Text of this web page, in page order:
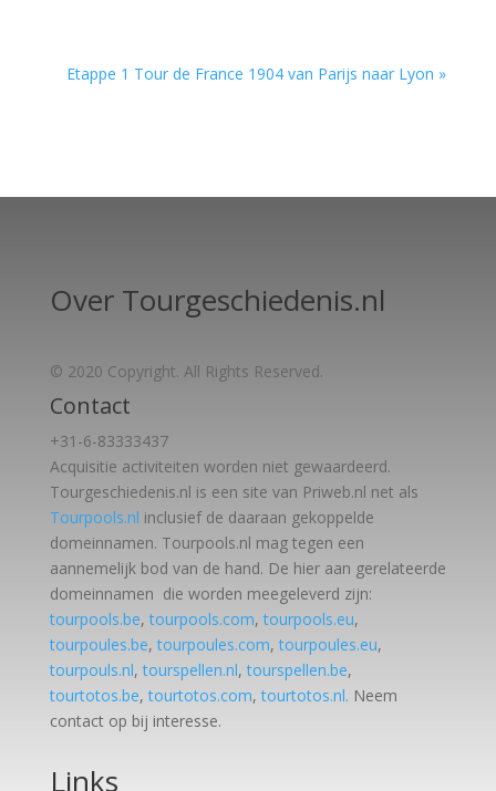
Etappe 1 Tour de France 1904 van Parijs naar Lyon »
Over Tourgeschiedenis.nl
© 2020 Copyright. All Rights Reserved.
Contact
+31-6-83333437
Acquisitie activiteiten worden niet gewaardeerd.
Tourgeschiedenis.nl is een site van Priweb.nl net als
Tourpools.nl inclusief de daaraan gekoppelde
domeinnamen. Tourpools.nl mag tegen een
aannemelijk bod van de hand. De hier aan gerelateerde
domeinnamen die worden meegeleverd zijn:
tourpools.be,tourpools.com,tourpools.eu,
tourpoules.be,tourpoules.com,tourpoules.eu,
tourpouls.nl,tourspellen.nl,tourspellen.be,
tourtotos.be,tourtotos.com,tourtotos.nl. Neem
contact op bij interesse.
Links